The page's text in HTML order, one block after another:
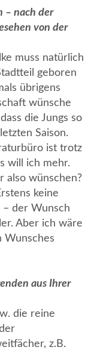
– nach der
von der
muss natürlich
geboren
übrigens
wünsche
die Jungs so
Saison.
ist trotz
will ich mehr.
also wünschen?
keine
– der Wunsch
Aber ich wäre
Wunsches
aus Ihrer
die reine
z.B.